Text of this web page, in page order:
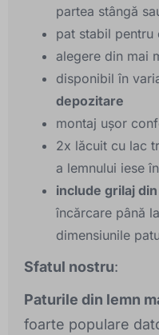
partea stângă
pat stabil
alegere din mai
disponibil în
depozitare
montaj ușor
2x lăcuit cu lac
a lemnului iese
include grilaj
încărcare până
dimensiunile
Sfatul nostru:
Paturile din lemn
foarte populare